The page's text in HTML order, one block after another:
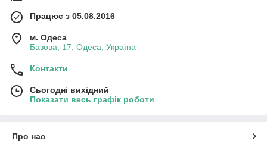
Працює з 05.08.2016
м. Одеса
Базова, 17, Одеса, Україна
Контакти
Сьогодні вихідний
Показати весь графік роботи
Про нас